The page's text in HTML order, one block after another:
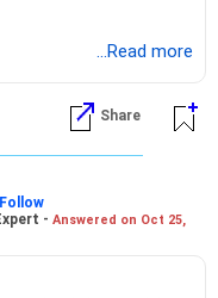
ऋण लिया, लेकिन गहरे
उनकी फीस वहन नहीं कर
नहीं है।
...Read more
Share
Follow
- Answered on Oct 25,